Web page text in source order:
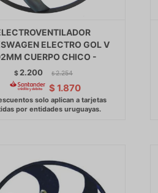
ELECTRO GOL V
CUERPO CHICO -
$2.200 $ 2.254
$ 1.870